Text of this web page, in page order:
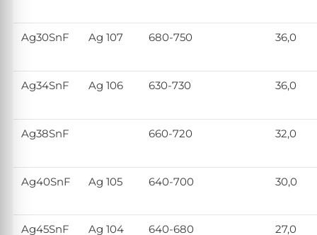
Ag30SnF Ag 107 680-750 36,0
Ag34SnF Ag 106 630-730 36,0
Ag38SnF 660-720 32,0
Ag40SnF Ag 105 640-700 30,0
Ag45SnF Ag 104 640-680 27,0